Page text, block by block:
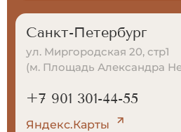
Санкт-Петербург
ул. Миргородская 20, стр1
(м. Площадь Александра
+7 901 301-44-55
Яндекс.Карты